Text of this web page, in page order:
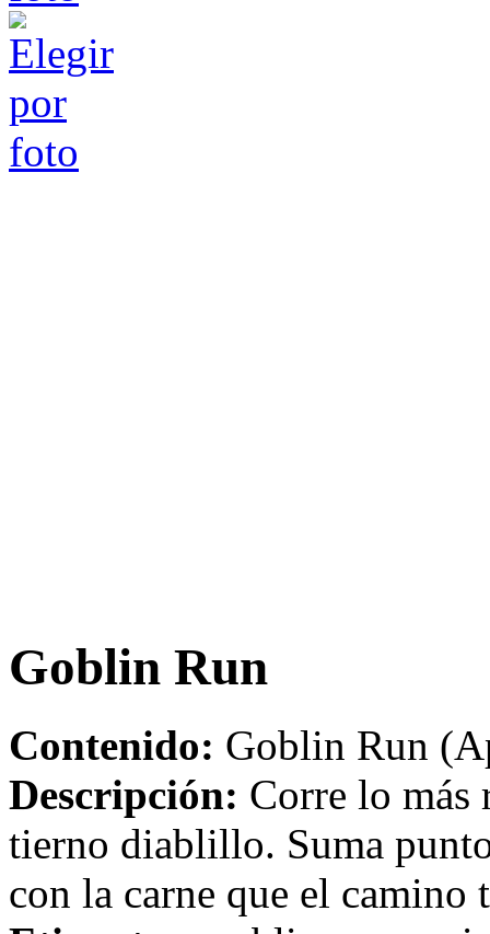
Goblin Run
Contenido: Goblin Run
Descripción: Corre lo más
tierno diablillo. Suma
con la carne que el camino